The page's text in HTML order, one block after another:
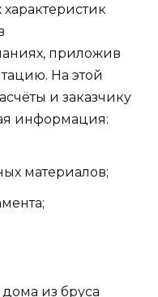
приложив
На этой
и заказчику
информация:
материалов;
из бруса